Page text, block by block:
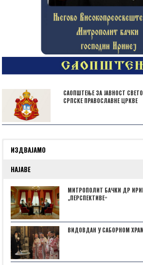
САОПШТЕЊЕ ЗА ЈАВНОСТ
СРПСКЕ ПРАВОСЛАВНЕ ЦРКВЕ
ИЗДВАЈАМО
НАЈАВЕ
МИТРОПОЛИТ БАЧКИ ДР
„ПЕРСПЕКТИВЕˮ
ВИДОВДАН У САБОРНОМ